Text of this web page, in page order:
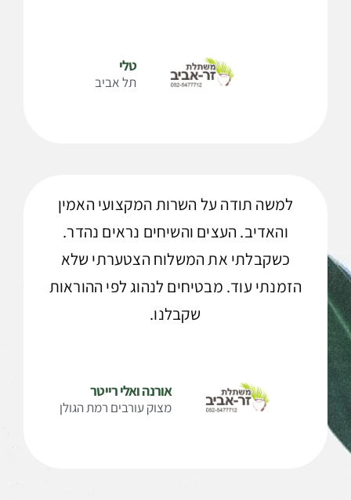
טלי
תל אביב
למשה תודה על השרות המקצועי האמין
והאדיב. העצים והשיחים נראים נהדר.
כשקבלתי את המשלוח הצטערתי שלא
הזמנתי עוד. מבטיחים לנהוג לפי ההוראות
שקבלנו.
אורנה ואלי רייטר
מצוק עורבים רמת הגולן